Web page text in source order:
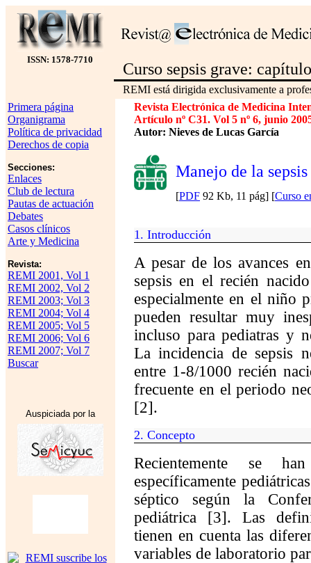
ISSN: 1578-7710
Curso sepsis grave:
REMI está dirigida exclusivamente a
Primera página
Organigrama
Política de privacidad
Derechos de copia
Secciones:
Enlaces
Club de lectura
Pautas de actuación
Debates
Casos clínicos
Arte y Medicina
Revista:
REMI 2001, Vol 1
REMI 2002, Vol 2
REMI 2003; Vol 3
REMI 2004; Vol 4
REMI 2005; Vol 5
REMI 2006; Vol 6
REMI 2007; Vol 7
Buscar
Auspiciada por la
Revista Electrónica de Medicina
Artículo nº C31. Vol 5 nº 6, junio
Autor: Nieves de Lucas García
Manejo de la
[PDF 92 Kb, 11 pág] [Curso
1. Introducción
A pesar de los avances
sepsis en el recién
especialmente en el niño
pueden resultar muy
incluso para pediatras y
La incidencia de sepsis
entre 1-8/1000 recién
frecuente en el periodo
[2].
2. Concepto
Recientemente se
específicamente
séptico según la
pediátrica [3]. Las
tienen en cuenta las
variables de laboratorio